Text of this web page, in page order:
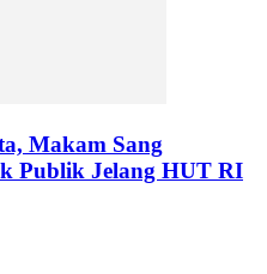
Makam Sang
Publik Jelang HUT RI